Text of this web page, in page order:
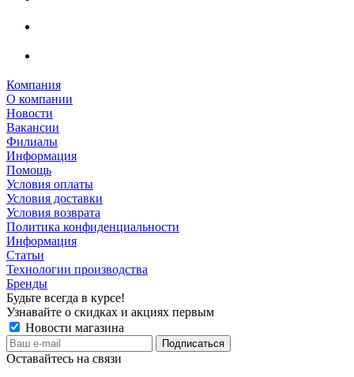
Компания
О компании
Новости
Вакансии
Филиалы
Информация
Помощь
Условия оплаты
Условия доставки
Условия возврата
Политика конфиденциальности
Информация
Статьи
Технологии производства
Бренды
Будьте всегда в курсе!
Узнавайте о скидках и акциях первым
Новости магазина
Оставайтесь на связи